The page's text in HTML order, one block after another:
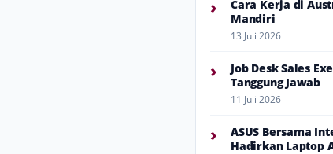
›
Cara Kerja di
Mandiri
13 Juli 2026
›
Job Desk Sales
Tanggung Jawab
11 Juli 2026
›
ASUS Bersama
Hadirkan Laptop